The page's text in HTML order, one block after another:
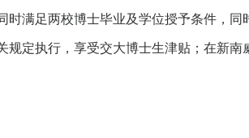
满足两校博士毕业及学位授予条件，同
规定执行，享受交大博士生津贴；在新